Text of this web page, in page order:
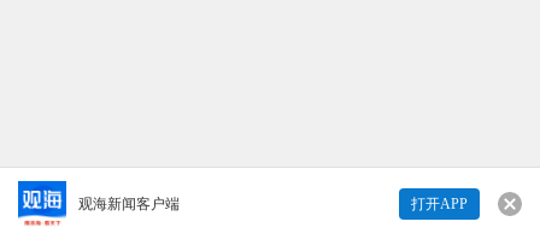
观海新闻客户端 打开APP